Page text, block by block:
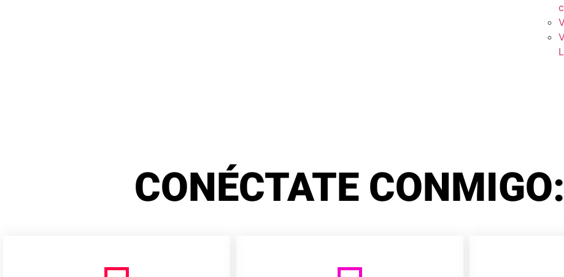
CONÉCTATE CONMIGO: